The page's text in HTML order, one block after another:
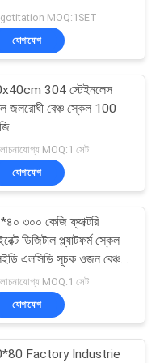
27
MOQ:1SET
যোগাযোগ
304 স্টেইনলেস
জলরোধী বেঞ্চ স্কেল 100
MOQ:1 সেট
যোগাযোগ
৩০০ কেজি ফ্যাক্টরি
ডিজিটাল প্ল্যাটফর্ম স্কেল
এলসিডি সূচক ওজন বেঞ্চ
উচ্চ নির্ভুলতা প্ল্যাটফর্ম স্কেল
MOQ:1 সেট
যোগাযোগ
Factory Industrie